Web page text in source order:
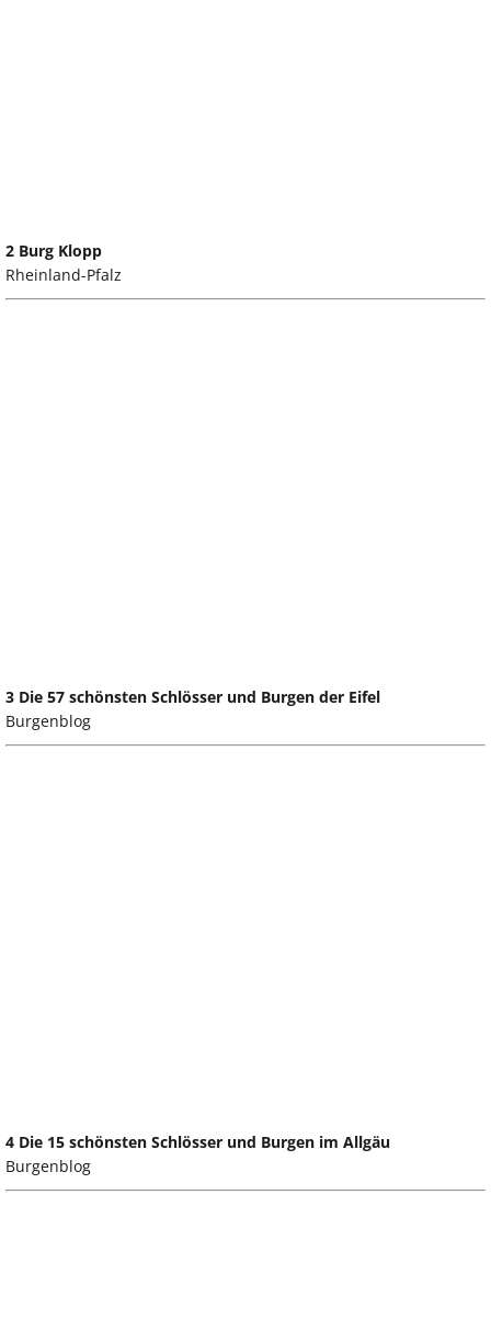
2 Burg Klopp
Rheinland-Pfalz
3 Die 57 schönsten Schlösser und Burgen der Eifel
Burgenblog
4 Die 15 schönsten Schlösser und Burgen im Allgäu
Burgenblog